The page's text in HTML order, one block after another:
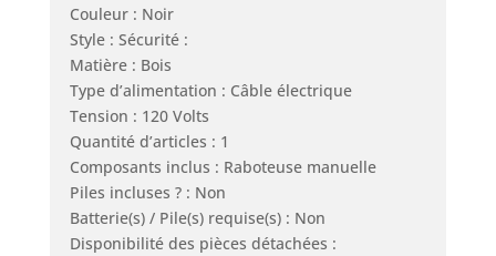
Couleur : Noir
Style : Sécurité :
Matière : Bois
Type d’alimentation : Câble électrique
Tension : 120 Volts
Quantité d’articles : 1
Composants inclus : Raboteuse manuelle
Piles incluses ? : Non
Batterie(s) / Pile(s) requise(s) : Non
Disponibilité des pièces détachées :